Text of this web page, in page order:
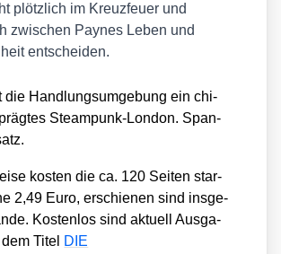
plötz­lich im Kreuz­feu­er und
zwi­schen Pay­nes Leben und
ent­schei­den.
die Hand­lungs­um­ge­bung ein chi­
Steam­punk-Lon­don. Span­
kos­ten die ca. 120 Sei­ten star­
2,49 Euro, erschie­nen sind ins­ge­
Kos­ten­los sind aktu­ell Aus­ga­
Titel DIE